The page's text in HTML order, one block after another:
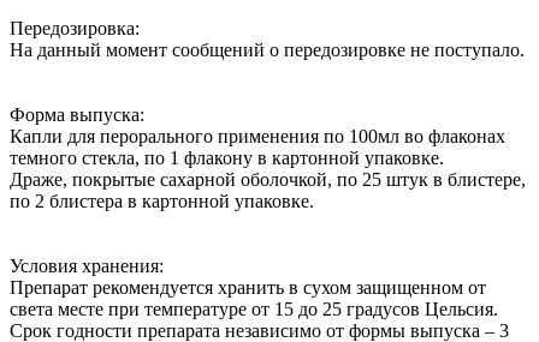
Передозировка:
На данный момент сообщений о передозировке не поступало.
Форма выпуска:
Капли для перорального применения по 100мл во флаконах
темного стекла, по 1 флакону в картонной упаковке.
Драже, покрытые сахарной оболочкой, по 25 штук в блистере,
по 2 блистера в картонной упаковке.
Условия хранения:
Препарат рекомендуется хранить в сухом защищенном от
света месте при температуре от 15 до 25 градусов Цельсия.
Срок годности препарата независимо от формы выпуска – 3